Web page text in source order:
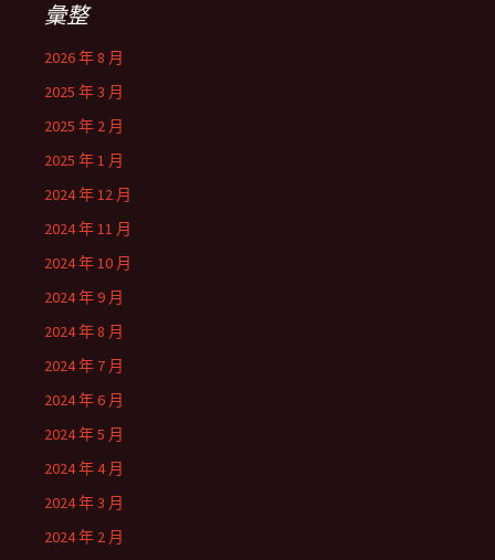
彙整
2026 年 8 月
2025 年 3 月
2025 年 2 月
2025 年 1 月
2024 年 12 月
2024 年 11 月
2024 年 10 月
2024 年 9 月
2024 年 8 月
2024 年 7 月
2024 年 6 月
2024 年 5 月
2024 年 4 月
2024 年 3 月
2024 年 2 月